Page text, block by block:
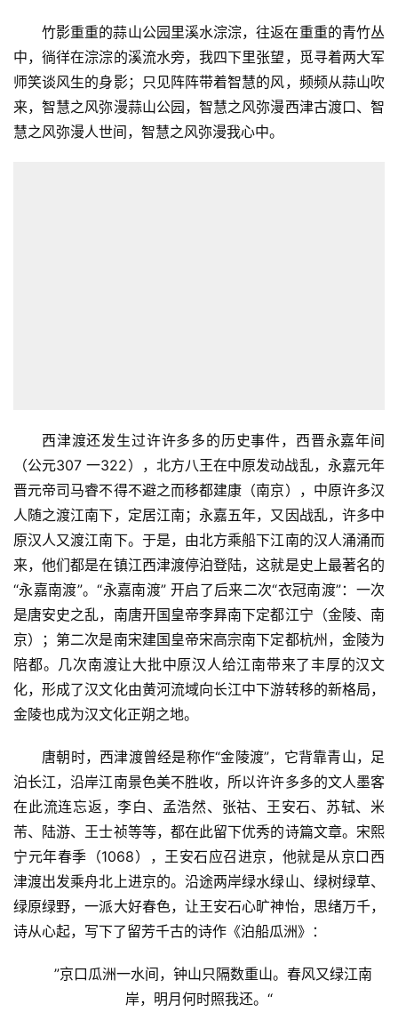
竹影重重的蒜山公园里溪水淙淙，往返在重重的青竹丛
中，徜徉在淙淙的溪流水旁，我四下里张望，觅寻着两大军
师笑谈风生的身影；只见阵阵带着智慧的风，频频从蒜山吹
来，智慧之风弥漫蒜山公园，智慧之风弥漫西津古渡口、智
慧之风弥漫人世间，智慧之风弥漫我心中。
西津渡还发生过许许多多的历史事件，西晋永嘉年间
（公元307 一322），北方八王在中原发动战乱，永嘉元年
晋元帝司马睿不得不避之而移都建康（南京），中原许多汉
人随之渡江南下，定居江南；永嘉五年，又因战乱，许多中
原汉人又渡江南下。于是，由北方乘船下江南的汉人涌涌而
来，他们都是在镇江西津渡停泊登陆，这就是史上最著名的
“永嘉南渡”。“永嘉南渡” 开启了后来二次“衣冠南渡”：一次
是唐安史之乱，南唐开国皇帝李昪南下定都江宁（金陵、南
京）；第二次是南宋建国皇帝宋高宗南下定都杭州，金陵为
陪都。几次南渡让大批中原汉人给江南带来了丰厚的汉文
化，形成了汉文化由黄河流域向长江中下游转移的新格局，
金陵也成为汉文化正朔之地。
唐朝时，西津渡曾经是称作“金陵渡”，它背靠青山，足
泊长江，沿岸江南景色美不胜收，所以许许多多的文人墨客
在此流连忘返，李白、孟浩然、张祜、王安石、苏轼、米
芾、陆游、王士祯等等，都在此留下优秀的诗篇文章。宋熙
宁元年春季（1068），王安石应召进京，他就是从京口西
津渡出发乘舟北上进京的。沿途两岸绿水绿山、绿树绿草、
绿原绿野，一派大好春色，让王安石心旷神怡，思绪万千，
诗从心起，写下了留芳千古的诗作《泊船瓜洲》：
”京口瓜洲一水间，钟山只隔数重山。春风又绿江南
岸，明月何时照我还。“